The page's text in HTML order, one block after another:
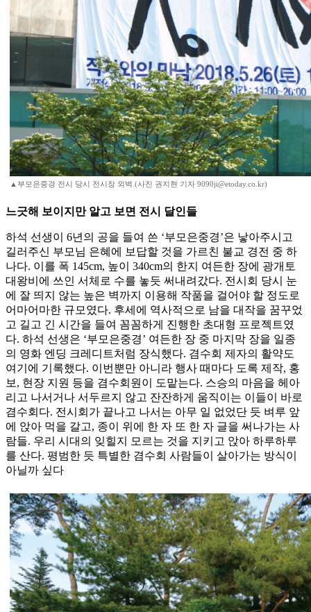
▲부모은중경 전시 당시 전시장 외벽.(사진 권지현 기자 9090ji@etoday.co.kr)
느긋해 보이지만 알고 보면 전시 달인들
하석 선생이 6년의 공을 들여 쓴 ‘부모은중경’은 낳아주시고
길러주신 부모님 은혜에 보답할 것을 가르친 불교 경전 중 하
나다. 이를 폭 145cm, 높이 340cm의 한지 여든한 장에 광개토
대왕비에 쓰인 서체로 수를 놓듯 써내려갔다. 전시회 당시 눈
에 잘 띄지 않는 높은 벽까지 이용해 작품을 걸어야 할 정도로
어마어마한 규모였다. 후세에 역사적으로 남을 대작을 꿈꾸었
고 길고 긴 시간을 들여 꼼꼼하게 진행한 초대형 프로젝트였
다. 하석 선생은 ‘부모은중경’ 여든한 장 중 마지막 장을 일종
의 영화 엔딩 크레디트처럼 장식했다. 겸수회 제자의 활약도
여기에 기록했다. 이번뿐만 아니라 행사 때마다 도록 제작, 홍
보, 현장 지원 등을 겸수회원이 도맡는다. 스승의 마음을 헤아
리고 나서거나 서두르지 않고 잔잔하게 움직이는 이들이 바로
겸수회다. 전시회가 끝나고 나서는 아무 일 없었단 듯 벼루 앞
에 앉아 먹을 갈고, 종이 위에 한 자 또 한 자 글을 써나가는 사
람들. 우리 시대의 잊힐지 모르는 것을 지키고 앉아 하루하루
를 산다. 평범한 듯 특별한 겸수회 사람들이 살아가는 방식이
아닐까 싶다